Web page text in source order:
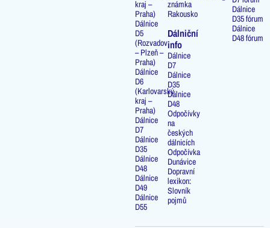
kraj –
Praha)
Dálnice
D5
(Rozvadov
– Plzeň –
Praha)
Dálnice
D6
(Karlovarský
kraj –
Praha)
Dálnice
D7
Dálnice
D35
Dálnice
D48
Dálnice
D49
Dálnice
D55
známka
Rakousko
Dálniční
info
Dálnice
D7
Dálnice
D35
Dálnice
D48
Odpočívky
na
českých
dálnicích
Odpočívka
Dunávice
Dopravní
lexikon:
Slovník
pojmů
Dálnice
D35 fórum
Dálnice
D48 fórum